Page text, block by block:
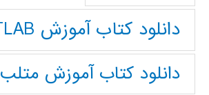
دانلود کتاب آموزش MATLAB
دانلود کتاب آموزش متلب